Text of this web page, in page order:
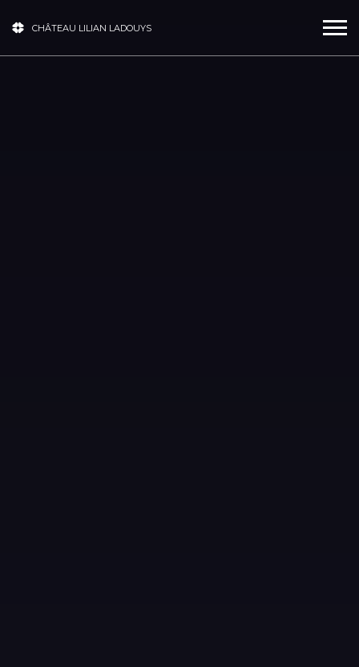
CHÂTEAU LILIAN LADOUYS